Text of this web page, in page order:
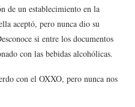
de un establecimiento en la
aceptó, pero nunca dio su
si entre los documentos
con las bebidas alcohólicas.
con el OXXO, pero nunca nos